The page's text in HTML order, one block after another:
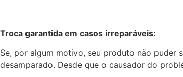
Troca garantida em casos irreparáveis:
Se, por algum motivo, seu produto não puder
desamparado. Desde que o causador do